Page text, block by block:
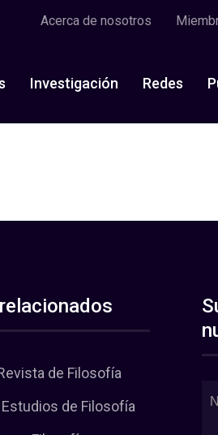
Acerca de nosotros
Investigación Redes
de Filosofía
de Filosofía